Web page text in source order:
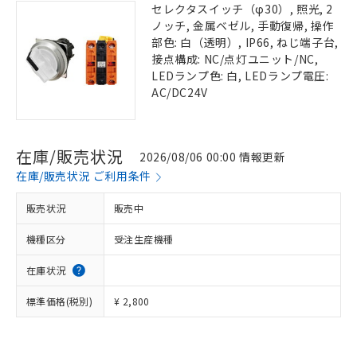
セレクタスイッチ（φ30）, 照光, 2
ノッチ, 金属ベゼル, 手動復帰, 操作
部色: 白（透明）, IP66, ねじ端子台,
接点構成: NC/点灯ユニット/NC,
LEDランプ色: 白, LEDランプ電圧:
AC/DC24V
在庫/販売状況
2026/08/06 00:00 情報更新
在庫/販売状況 ご利用条件
販売状況 販売中
機種区分 受注生産機種
在庫状況
標準価格(税別) ¥ 2,800